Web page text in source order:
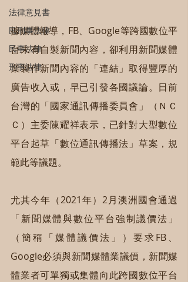
法律意見書
民刑事法律
民事法律
刑事法律
據媒體報導，FB、Google等跨國數位平
台未有自製新聞內容，卻利用新聞媒體
業製作新聞內容的「連結」取得豐厚的
廣告收入或，早已引發各國議論。日前
台灣的「國家通訊傳播委員會」（ＮＣ
Ｃ）主委陳耀祥表示，已針對大型數位
平台起草「數位通訊傳播法」草案，規
範此等議題。
尤其今年（2021年）2月澳洲國會通過
「新聞媒體與數位平台強制議價法」
（簡稱「媒體議價法」）要求FB、
Google必須與新聞媒體業議價，新聞媒
體業者可單獨或集體向此跨國數位平台